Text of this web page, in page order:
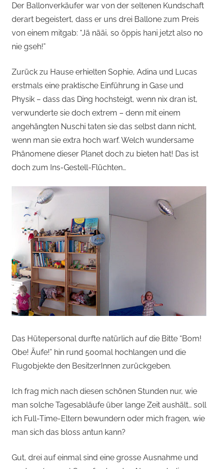
Der Ballonverkäufer war von der seltenen Kundschaft
derart begeistert, dass er uns drei Ballone zum Preis
von einem mitgab: “Jä nääi, so öppis hani jetzt also no
nie gseh!”
Zurück zu Hause erhielten Sophie, Adina und Lucas
erstmals eine praktische Einführung in Gase und
Physik – dass das Ding hochsteigt, wenn nix dran ist,
verwunderte sie doch extrem – denn mit einem
angehängten Nuschi taten sie das selbst dann nicht,
wenn man sie extra hoch warf. Welch wundersame
Phänomene dieser Planet doch zu bieten hat! Das ist
doch zum Ins-Gestell-Flüchten…
Das Hütepersonal durfte natürlich auf die Bitte “Bom!
Obe! Äufe!” hin rund 500mal hochlangen und die
Flugobjekte den BesitzerInnen zurückgeben.
Ich frag mich nach diesen schönen Stunden nur, wie
man solche Tagesabläufe über lange Zeit aushält… soll
ich Full-Time-Eltern bewundern oder mich fragen, wie
man sich das bloss antun kann?
Gut, drei auf einmal sind eine grosse Ausnahme und